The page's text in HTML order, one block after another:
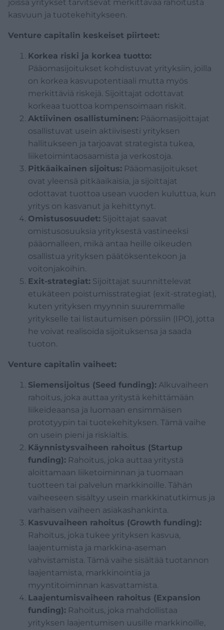
joissa yritykset tarvitsevat merkittävää rahoitusta
kasvuun ja tuotekehitykseen.
Venture capitalin keskeiset piirteet:
Korkea riski ja korkea tuotto:
Pääomasijoitukset kohdistuvat yrityksiin, joilla
on korkea kasvupotentiaali mutta myös
merkittäviä riskejä. Sijoittajat odottavat
korkeaa tuottoa kompensoimaan riskit.
Aktiivinen osallistuminen: Pääomasijoittajat
osallistuvat usein aktiivisesti yrityksen
hallitukseen ja tarjoavat strategista tukea,
liiketoimintaosaamista ja verkostoja.
Pitkäaikainen sijoitus: Pääomasijoitukset
ovat yleensä pitkäaikaisia, ja sijoittajat
odottavat tuottoa usean vuoden kuluttua, kun
yritys on kasvanut ja kehittynyt.
Omistusosuudet: Sijoittajat saavat
omistusosuuksia yrityksestä vastineeksi
pääomalleen, mikä antaa heille oikeuden
osallistua yrityksen päätöksentekoon ja
voitonjakoihin.
Exit-strategiat: Sijoittajat suunnittelevat
etukäteen poistumisstrategiat (exit-strategiat),
kuten yrityksen myynnin suuremmalle
yritykselle tai listautumisen pörssiin (IPO), jotta
he voivat realisoida sijoituksensa ja saada
tuoton.
Venture capitalin vaiheet:
Siemensijoitus (Seed funding): Alkuvaiheen
rahoitus, joka auttaa yritystä kehittämään
liikeideaansa ja luomaan ensimmäisen
prototyypin tai tuotekehityksen. Tämä vaihe
on usein pieni ja riskialtis.
Käynnistysvaiheen rahoitus (Startup
funding): Rahoitus, joka auttaa yritystä
aloittamaan liiketoiminnan ja tuomaan
tuotteen tai palvelun markkinoille. Tähän
vaiheeseen sisältyy usein markkinatutkimus ja
varhaisen vaiheen asiakashankinta.
Kasvuvaiheen rahoitus (Growth funding):
Rahoitus, joka tukee yrityksen kasvua,
laajentumista ja markkina-aseman
vahvistamista. Tämä vaihe sisältää tuotannon
laajentamista, markkinointia ja
myyntitoiminnan kasvattamista.
Laajentumisvaiheen rahoitus (Expansion
funding): Rahoitus, joka mahdollistaa
yrityksen laajentumisen uusille markkinoille,